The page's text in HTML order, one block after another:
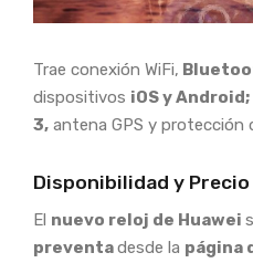
Trae conexión WiFi,
dispositivos iOS y Android;
3, antena GPS y protección
Disponibilidad y Precio
El nuevo reloj de Huawei
preventadesde la página